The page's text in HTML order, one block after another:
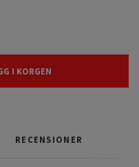
I KORGEN
RECENSIONER